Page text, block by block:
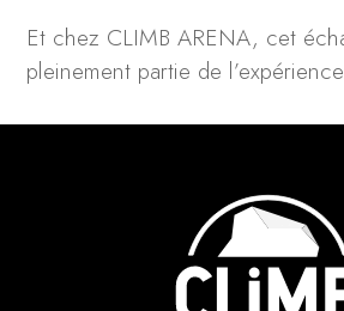
Et chez CLIMB ARENA, cet
pleinement partie de